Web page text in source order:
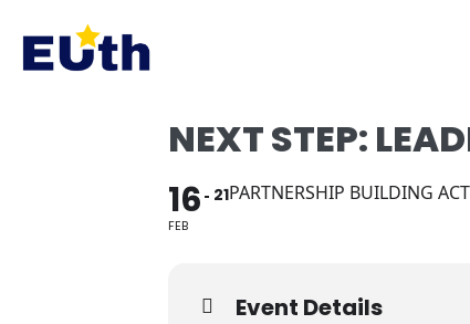
NEXT STEP:
16
FEB
21PARTNERSHIP BUILDING
Event Details